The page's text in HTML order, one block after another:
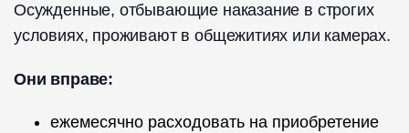
Осужденные, отбывающие наказание в строгих
условиях, проживают в общежитиях или камерах.
Они вправе:
ежемесячно расходовать на приобретение